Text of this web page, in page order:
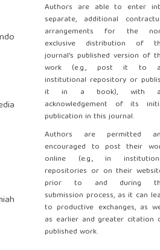
Authors are able to enter
separate, additional
arrangements for the
exclusive distribution of
journal's published version of
work (e.g., post it to
institutional repository or
it in a book), with
acknowledgement of its
publication in this journal.
Authors are permitted
encouraged to post their
online (e.g., in
repositories or on their
prior to and during
submission process, as it can
to productive exchanges, as
as earlier and greater citation
published work.